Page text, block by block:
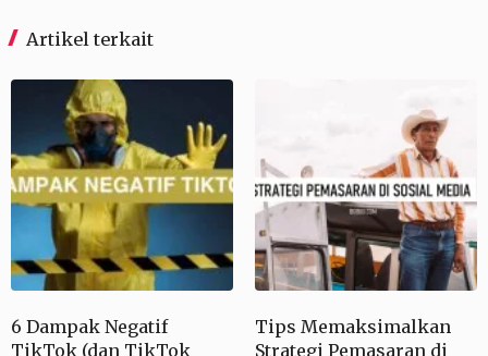
Artikel terkait
6 Dampak Negatif
TikTok (dan TikTok
Tips Memaksimalkan
Strategi Pemasaran di